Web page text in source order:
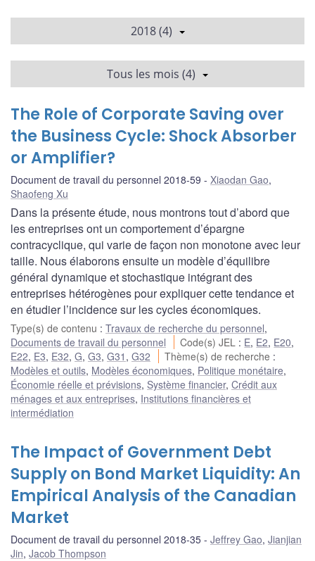
2018 (4)
Tous les mois (4)
The Role of Corporate Saving over
the Business Cycle: Shock Absorber
or Amplifier?
Document de travail du personnel 2018-59 Xiaodan Gao,
Shaofeng Xu
Dans la présente étude, nous montrons tout d’abord que
les entreprises ont un comportement d’épargne
contracyclique, qui varie de façon non monotone avec leur
taille. Nous élaborons ensuite un modèle d’équilibre
général dynamique et stochastique intégrant des
entreprises hétérogènes pour expliquer cette tendance et
en étudier l’incidence sur les cycles économiques.
Type(s) de contenu : Travaux de recherche du personnel,
Documents de travail du personnel
Code(s) JEL : E, E2, E20,
E22, E3, E32, G, G3, G31 , G32 Thème(s) de recherche :
Modèles et outils, Modèles économiques, Politique monétaire,
Économie réelle et prévisions, Système financier, Crédit aux
ménages et aux entreprises, Institutions financières et
intermédiation
The Impact of Government Debt
Supply on Bond Market Liquidity: An
Empirical Analysis of the Canadian
Market
Document de travail du personnel 2018-35 Jeffrey Gao, Jianjian
Jin, Jacob Thompson